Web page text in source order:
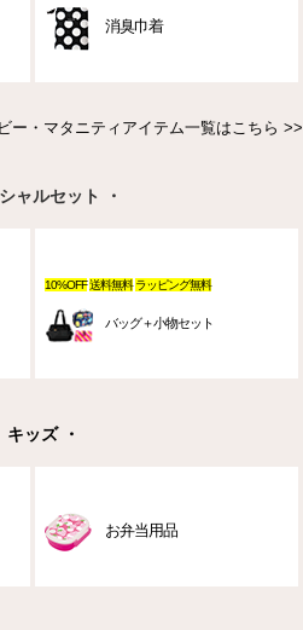
消臭巾着
ー・マタニティアイテム一覧はこちら >>
ャルセット ・
10%OFF 送料無料 ラッピング無料
バッグ＋小物セット
キッズ ・
お弁当用品